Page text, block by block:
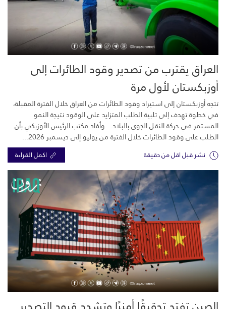
العراق يقترب من تصدير وقود الطائرات إلى
أوزبكستان لأول مرة
تتجه أوزبكستان إلى استيراد وقود الطائرات من العراق خلال الفترة المقبلة،
في خطوة تهدف إلى تلبية الطلب المتزايد على الوقود نتيجة النمو
المستمر في حركة النقل الجوي بالبلاد. وأفاد مكتب الرئيس الأوزبكي بأن
الطلب على وقود الطائرات خلال الفترة من يوليو إلى ديسمبر 2026...
نشر قبل اقل من دقيقة اكمل القراءة